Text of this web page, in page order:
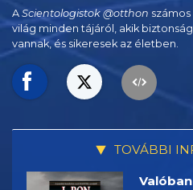
A Scientologistok @otthon
világ minden tájáról, akik
vannak, és sikeresek az életben.
TOVÁBBI